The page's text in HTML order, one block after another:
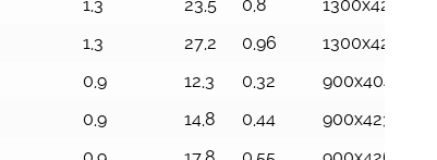
1,3 23,5 0,8
1,3 27,2 0,96
0,9 12,3 0,32
900x404x870
0,9 14,8 0,44
900x423x1158